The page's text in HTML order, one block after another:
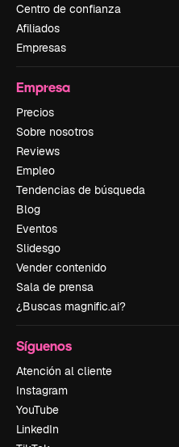
Centro de confianza
Afiliados
Empresas
Empresa
Precios
Sobre nosotros
Reviews
Empleo
Tendencias de búsqueda
Blog
Eventos
Slidesgo
Vender contenido
Sala de prensa
¿Buscas magnific.ai?
Síguenos
Atención al cliente
Instagram
YouTube
LinkedIn